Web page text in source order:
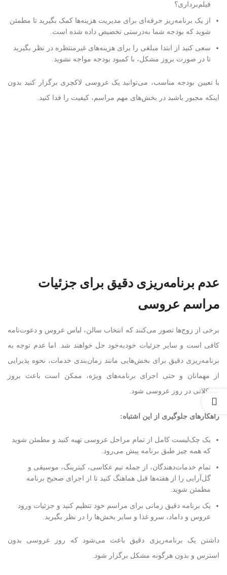
فیلم‌برداری؟
از یک برنامه‌ریز حرفه‌ای برای مدیریت هزینه‌ها کمک بگیرید تا مطمئن
شوید که بودجه شما به‌درستی تخصیص داده شده است.
سعی کنید از ابتدا مبلغی را برای هزینه‌های غیرمنتظره در نظر بگیرید
تا در صورت بروز مشکل، با کمبود بودجه مواجه نشوید.
با تعیین بودجه مناسب، می‌توانید یک عروسی لاکچری برگزار کنید بدون
اینکه مجبور باشید در بخش‌های مهم مراسم، کیفیت را فدا کنید.
عدم برنامه‌ریزی دقیق برای جزئیات
مراسم عروسی
برخی از زوج‌ها تصور می‌کنند که انتخاب سالن، لباس عروس و دعوت‌نامه
کافی است و سایر جزئیات خودبه‌خود حل خواهند شد. اما عدم توجه به
برنامه‌ریزی دقیق برای بخش‌هایی مانند زمان‌بندی خدمات، نحوه پذیرایی
از مهمانان و حتی اجرای برنامه‌های ویژه، ممکن است باعث بروز
مشکلاتی در روز عروسی شود.
راهکارهای جلوگیری از این اشتباه:
یک چک‌لیست کامل از تمام مراحل عروسی تهیه کنید و مطمئن شوید
که همه چیز طبق برنامه پیش می‌رود.
تمام خدمات‌دهندگان، از جمله تیم عکاسی، کیترینگ، موسیقی و
گل‌آرایی را از هفته‌ها قبل هماهنگ کنید تا از اجرای صحیح برنامه
مطمئن شوید.
یک برنامه دقیق زمانی برای مراسم خود تنظیم کنید و جزئیات ورود
عروس و داماد، سرو غذا و سایر بخش‌ها را در نظر بگیرید.
داشتن یک برنامه‌ریزی دقیق باعث می‌شود که روز عروسی بدون
استرس و بدون هرگونه مشکل برگزار شود.